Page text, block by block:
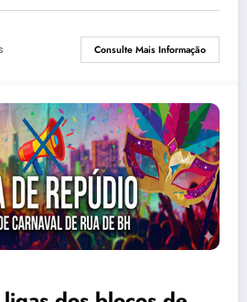
Consulte Mais Informação